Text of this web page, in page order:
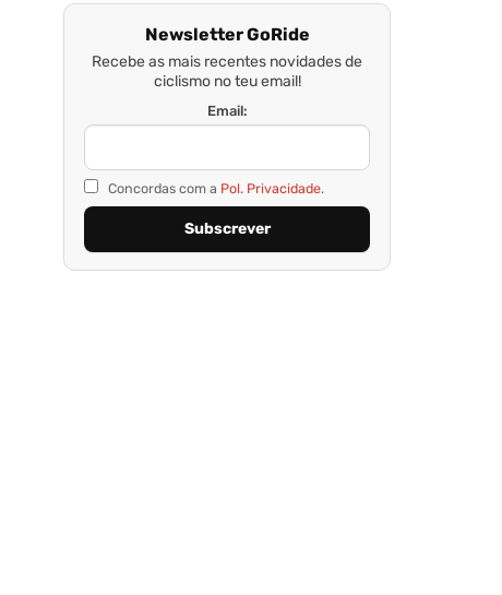
Newsletter GoRide
Recebe as mais recentes novidades de
ciclismo no teu email!
Email:
Concordas com a Pol. Privacidade.